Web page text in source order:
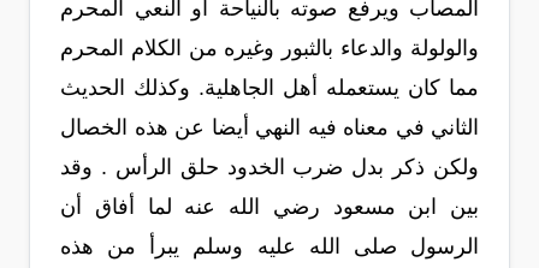
المصاب ويرفع صوته بالنياحة أو النعي المحرم
والولولة والدعاء بالثبور وغيره من الكلام المحرم
مما كان يستعمله أهل الجاهلية. وكذلك الحديث
الثاني في معناه فيه النهي أيضا عن هذه الخصال
ولكن ذكر بدل ضرب الخدود حلق الرأس . وقد
بين ابن مسعود رضي الله عنه لما أفاق أن
الرسول صلى الله عليه وسلم يبرأ من هذه